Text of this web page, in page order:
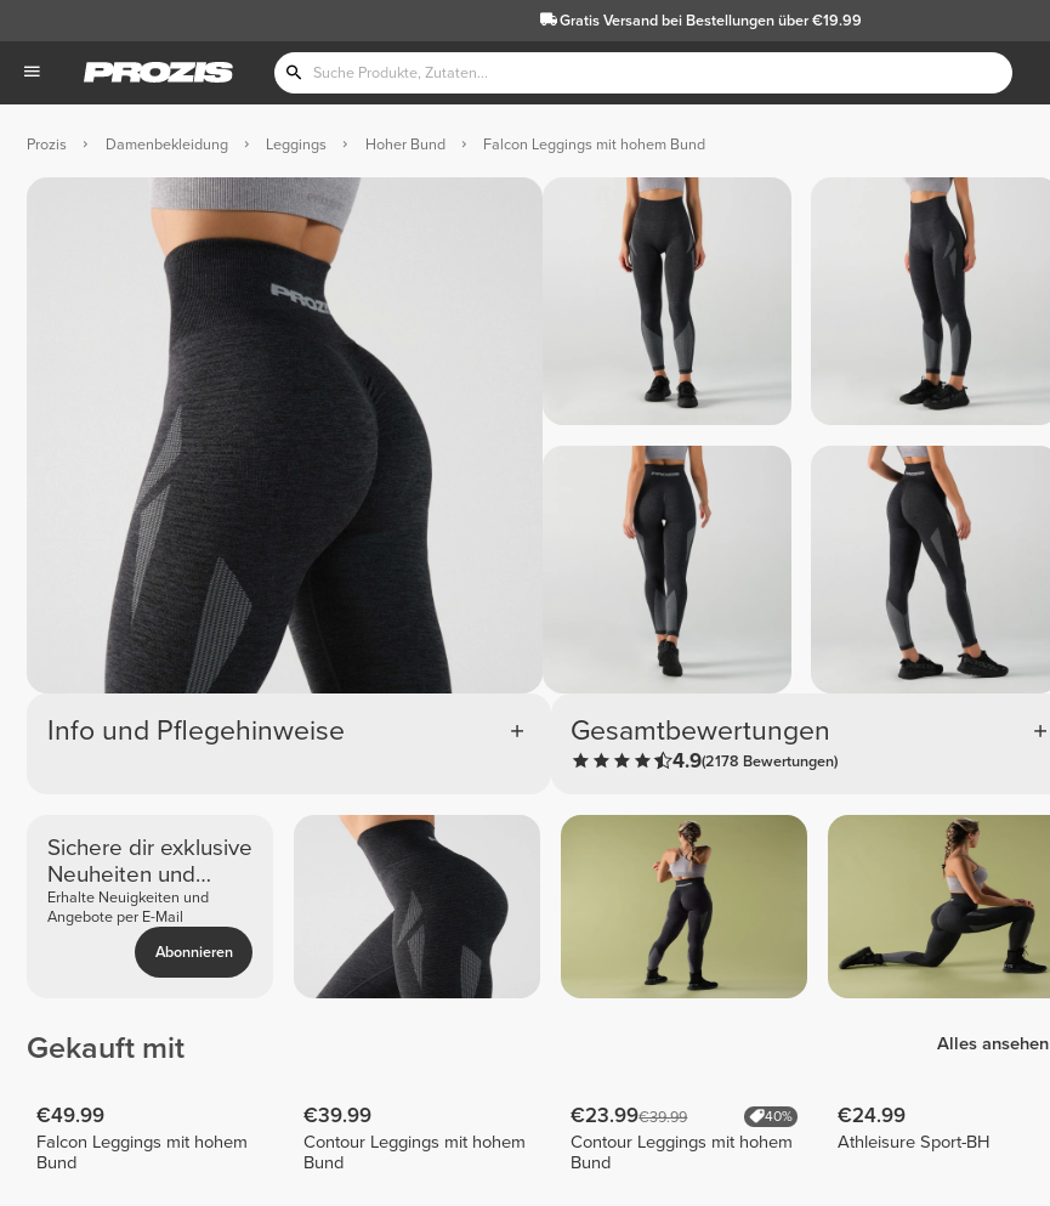
Gratis Versandbei Bestellungen über €19.99
Prozis Damenbekleidung Leggings Hoher Bund Falcon Leggings mit hohem Bund
Info und Pflegehinweise Gesamtbewertungen
4.9(2178 Bewertungen)
Sichere dir exklusive
Neuheiten und
Angebote
Erhalte Neuigkeiten und
Angebote per E-Mail
Abonnieren
Gekauft mit Alles ansehen
€49.99
Falcon Leggings mit hohem
Bund
€39.99
Contour Leggings mit hohem
Bund
€23.99€39.99 40%
Contour Leggings mit hohem
Bund
€24.99
Athleisure Sport-BH